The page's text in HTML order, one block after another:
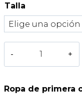
Talla
Verde
Ropa de primera